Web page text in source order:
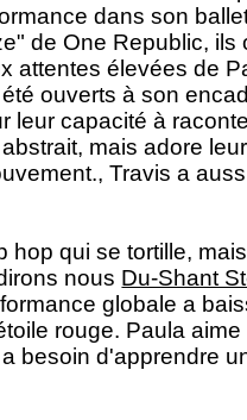
dans son
de One Republic, ils
attentes élevées de
ouverts à son
leur capacité à
mais adore leur
Travis a
hop qui se tortille,
nous Du-Shant
globale a
rouge. Paula
besoin d'apprendre